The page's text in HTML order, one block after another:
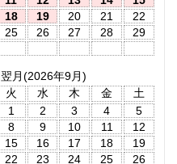
18 19 20 21
22
25 26 27 28
29
翌月(2026年9月)
火 水 木 金
土
1
2 3 4
5
8 9 10 11
12
15 16 17 18
19
22 23 24 25 26